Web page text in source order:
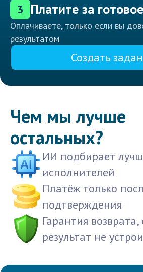
3 Платите за готовое
Оплачиваете, только если вы
результатом
Создать
Чем мы лучше
остальных?
ИИ подбирает
исполнителей
Платёж только
подтверждения
Гарантия возврата,
результат не